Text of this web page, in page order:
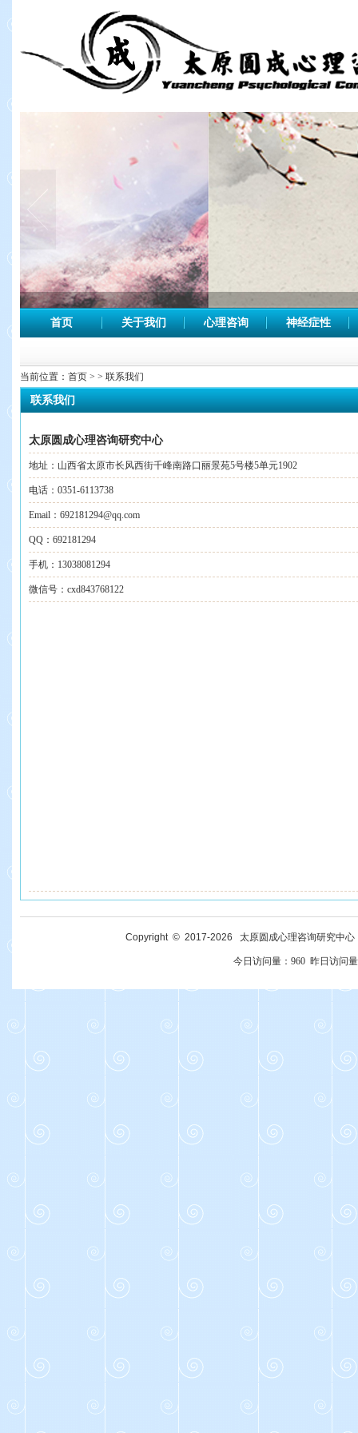
首页 关于我们 心理咨询 神经症性
当前位置： 首页 > > 联系我们
联系我们
太原圆成心理咨询研究中心
地址：山西省太原市长风西街千峰南路口丽景苑5号楼5单元1902
电话：0351-6113738
Email：692181294@qq.com
QQ：692181294
手机：13038081294
微信号：cxd843768122
Copyright © 2017-2026 太原圆成心理咨询研究中
今日访问量： 960 昨日访问